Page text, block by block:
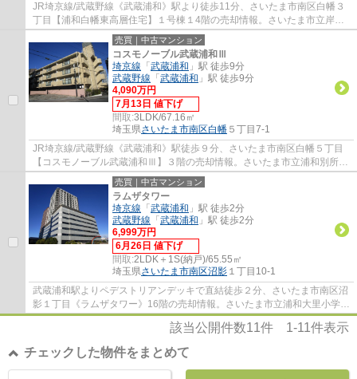
JR埼京線/武蔵野線《武蔵浦和》駅より徒歩11分、さいたま市南区白幡３
丁目【浦和白幡東高層住宅】１号棟１4階の売却情報。さいたま市立岸町
小学校・白幡中学校の学区内となります。国...
売買｜中古マンション
コスモノーブル武蔵浦和Ⅲ
埼京線 「 武蔵浦和 」駅 徒歩9分
武蔵野線 「 武蔵浦和 」駅 徒歩9分
4,090万円
7月13日 値下げ
間取:3LDK/67.16㎡
埼玉県さいたま市南区白幡 ５丁目7-1
JR埼京線/武蔵野線《武蔵浦和》駅徒歩９分、さいたま市南区白幡５丁目
【コスモノーブル武蔵浦和Ⅲ】３階の売却情報。さいたま市立浦和別所小
学校・内谷中学校の学区内となります。笹目...
売買｜中古マンション
ラムザタワー
埼京線 「 武蔵浦和 」駅 徒歩2分
武蔵野線 「 武蔵浦和 」駅 徒歩2分
6,999万円
6月26日 値下げ
間取:2LDK＋1S(納戸)/65.55㎡
埼玉県さいたま市南区沼影 １丁目10-1
武蔵浦和駅よりペデストリアンデッキで直結徒歩２分、さいたま市南区沼
影１丁目《ラムザタワー》16階の売却情報。さいたま市立浦和大里小学
校・内谷中学校の学区内となります。総戸数3...
該当公開件数11件 1-11件表示
チェックした物件をまとめて